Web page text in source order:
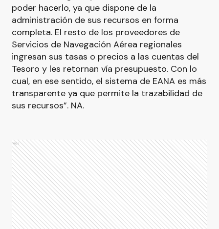
poder hacerlo, ya que dispone de la
administración de sus recursos en forma
completa. El resto de los proveedores de
Servicios de Navegación Aérea regionales
ingresan sus tasas o precios a las cuentas del
Tesoro y les retornan vía presupuesto. Con lo
cual, en ese sentido, el sistema de EANA es más
transparente ya que permite la trazabilidad de
sus recursos”. NA.
Ads